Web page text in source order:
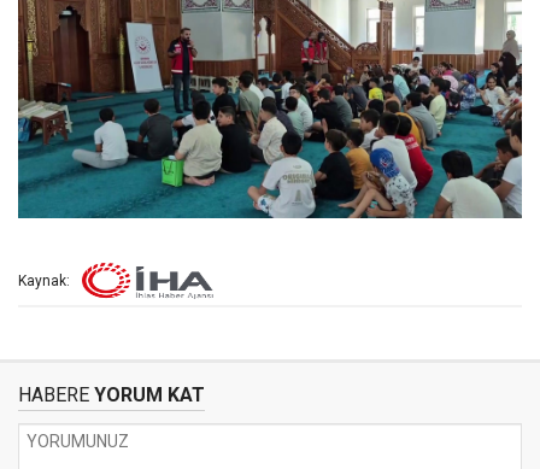
Kaynak:
HABERE YORUM KAT